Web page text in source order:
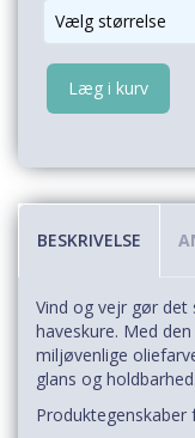
Læg i kurv
BESKRIVELSE
Vind og vejr gør
haveskure. Med
miljøvenlige
glans og holdbarhed.